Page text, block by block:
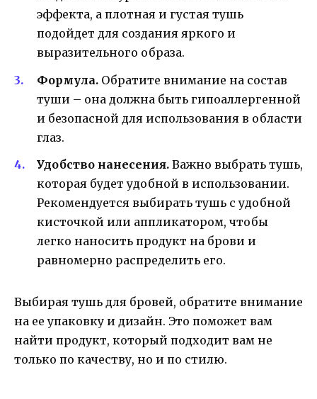
эффекта, а плотная и густая тушь
подойдет для создания яркого и
выразительного образа.
Формула. Обратите внимание на состав
туши – она должна быть гипоаллергенной
и безопасной для использования в области
глаз.
Удобство нанесения. Важно выбрать тушь,
которая будет удобной в использовании.
Рекомендуется выбирать тушь с удобной
кисточкой или аппликатором, чтобы
легко наносить продукт на брови и
равномерно распределить его.
Выбирая тушь для бровей, обратите внимание
на ее упаковку и дизайн. Это поможет вам
найти продукт, который подходит вам не
только по качеству, но и по стилю.